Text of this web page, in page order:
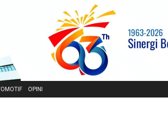
OPINI